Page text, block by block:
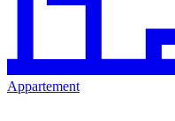
Appartement